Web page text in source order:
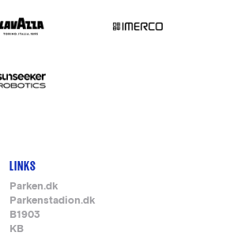
LINKS
Parken.dk
Parkenstadion.dk
B1903
KB